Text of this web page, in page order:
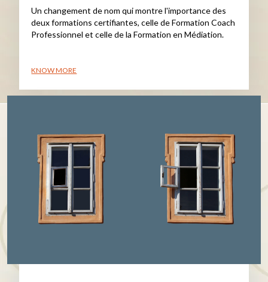
Un changement de nom qui montre l'importance des
deux formations certifiantes, celle de Formation Coach
Professionnel et celle de la Formation en Médiation.
KNOW MORE